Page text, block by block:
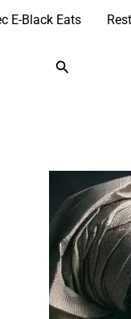
E-Black Eats
Rechercher